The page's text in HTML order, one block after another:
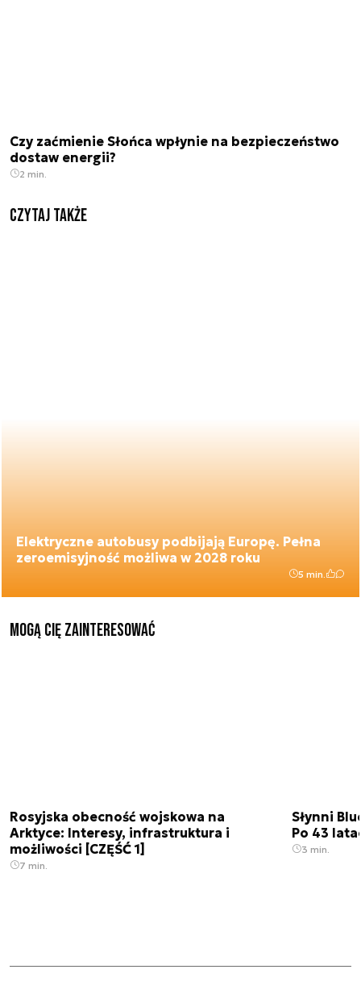
Czy zaćmienie Słońca wpłynie na bezpieczeństwo
dostaw energii?
2 min.
Czytaj także
Elektryczne autobusy podbijają Europę. Pełna
zeroemisyjność możliwa w 2028 roku
5 min.
Mogą Cię zainteresować
Rosyjska obecność wojskowa na
Arktyce: Interesy, infrastruktura i
możliwości [CZĘŚĆ 1]
7 min.
Słynni
Po 43
3 min.